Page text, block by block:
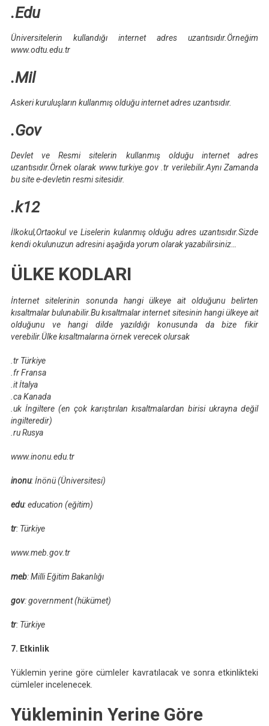
.Edu
Üniversitelerin kullandığı internet adres uzantısıdır.Örneğim
www.odtu.edu.tr
.Mil
Askeri kuruluşların kullanmış olduğu internet adres uzantısıdır.
.Gov
Devlet ve Resmi sitelerin kullanmış olduğu internet adres
uzantısıdır.Örnek olarak www.turkiye.gov .tr verilebilir.Aynı Zamanda
bu site e-devletin resmi sitesidir.
.k12
İlkokul,Ortaokul ve Liselerin kulanmış olduğu adres uzantısıdır.Sizde
kendi okulunuzun adresini aşağıda yorum olarak yazabilirsiniz…
ÜLKE KODLARI
İnternet sitelerinin sonunda hangi ülkeye ait olduğunu belirten
kısaltmalar bulunabilir.Bu kısaltmalar internet sitesinin hangi ülkeye ait
olduğunu ve hangi dilde yazıldığı konusunda da bize fikir
verebilir.Ülke kısaltmalarına örnek verecek olursak
.tr Türkiye
.fr Fransa
.it İtalya
.ca Kanada
.uk İngiltere (en çok karıştırılan kısaltmalardan birisi ukrayna değil
ingilteredir)
.ru Rusya
www.inonu.edu.tr
inonu: İnönü (Üniversitesi)
edu: education (eğitim)
tr: Türkiye
www.meb.gov.tr
meb: Milli Eğitim Bakanlığı
gov: government (hükümet)
tr: Türkiye
7. Etkinlik
Yüklemin yerine göre cümleler kavratılacak ve sonra etkinlikteki
cümleler incelenecek.
Yükleminin Yerine Göre